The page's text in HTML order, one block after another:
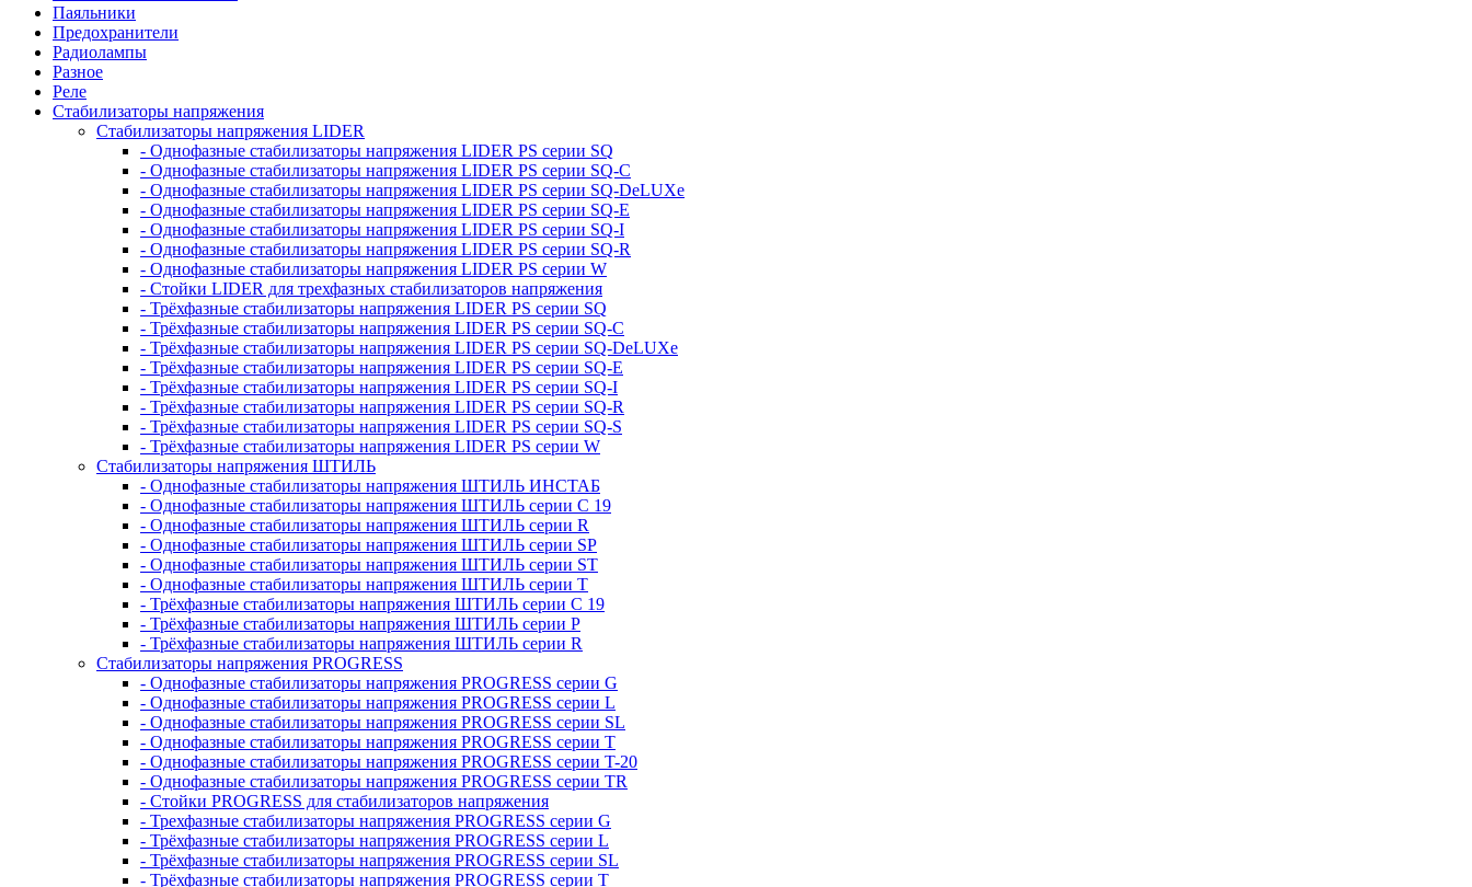
Паяльники
Предохранители
Радиолампы
Разное
Реле
Стабилизаторы напряжения
Стабилизаторы напряжения LIDER
- Однофазные стабилизаторы напряжения LIDER PS серии SQ
- Однофазные стабилизаторы напряжения LIDER PS серии SQ-C
- Однофазные стабилизаторы напряжения LIDER PS серии SQ-DeLUXe
- Однофазные стабилизаторы напряжения LIDER PS серии SQ-E
- Однофазные стабилизаторы напряжения LIDER PS серии SQ-I
- Однофазные стабилизаторы напряжения LIDER PS серии SQ-R
- Однофазные стабилизаторы напряжения LIDER PS серии W
- Стойки LIDER для трехфазных стабилизаторов напряжения
- Трёхфазные стабилизаторы напряжения LIDER PS серии SQ
- Трёхфазные стабилизаторы напряжения LIDER PS серии SQ-C
- Трёхфазные стабилизаторы напряжения LIDER PS серии SQ-DeLUXe
- Трёхфазные стабилизаторы напряжения LIDER PS серии SQ-E
- Трёхфазные стабилизаторы напряжения LIDER PS серии SQ-I
- Трёхфазные стабилизаторы напряжения LIDER PS серии SQ-R
- Трёхфазные стабилизаторы напряжения LIDER PS серии SQ-S
- Трёхфазные стабилизаторы напряжения LIDER PS серии W
Стабилизаторы напряжения ШТИЛЬ
- Однофазные стабилизаторы напряжения ШТИЛЬ ИНСТАБ
- Однофазные стабилизаторы напряжения ШТИЛЬ серии C 19
- Однофазные стабилизаторы напряжения ШТИЛЬ серии R
- Однофазные стабилизаторы напряжения ШТИЛЬ серии SP
- Однофазные стабилизаторы напряжения ШТИЛЬ серии ST
- Однофазные стабилизаторы напряжения ШТИЛЬ серии T
- Трёхфазные стабилизаторы напряжения ШТИЛЬ серии C 19
- Трёхфазные стабилизаторы напряжения ШТИЛЬ серии P
- Трёхфазные стабилизаторы напряжения ШТИЛЬ серии R
Стабилизаторы напряжения PROGRESS
- Однофазные стабилизаторы напряжения PROGRESS серии G
- Однофазные стабилизаторы напряжения PROGRESS серии L
- Однофазные стабилизаторы напряжения PROGRESS серии SL
- Однофазные стабилизаторы напряжения PROGRESS серии T
- Однофазные стабилизаторы напряжения PROGRESS серии T-20
- Однофазные стабилизаторы напряжения PROGRESS серии TR
- Стойки PROGRESS для стабилизаторов напряжения
- Трехфазные стабилизаторы напряжения PROGRESS серии G
- Трёхфазные стабилизаторы напряжения PROGRESS серии L
- Трёхфазные стабилизаторы напряжения PROGRESS серии SL
- Трёхфазные стабилизаторы напряжения PROGRESS серии T